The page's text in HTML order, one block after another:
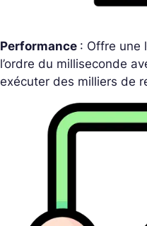
Performance : Offre une
l’ordre du milliseconde
exécuter des milliers de